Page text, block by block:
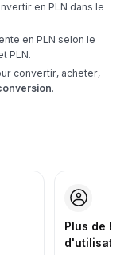
en PLN dans le
en PLN selon le
PLN.
convertir, acheter,
.
Plus de